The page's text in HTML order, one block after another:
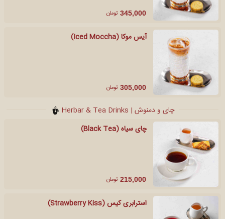
345,000 تومان
آیس موکا (Iced Moccha)
305,000 تومان
چای و دمنوش | Herbar & Tea Drinks
چای سیاه (Black Tea)
215,000 تومان
استرابری کیس (Strawberry Kiss)